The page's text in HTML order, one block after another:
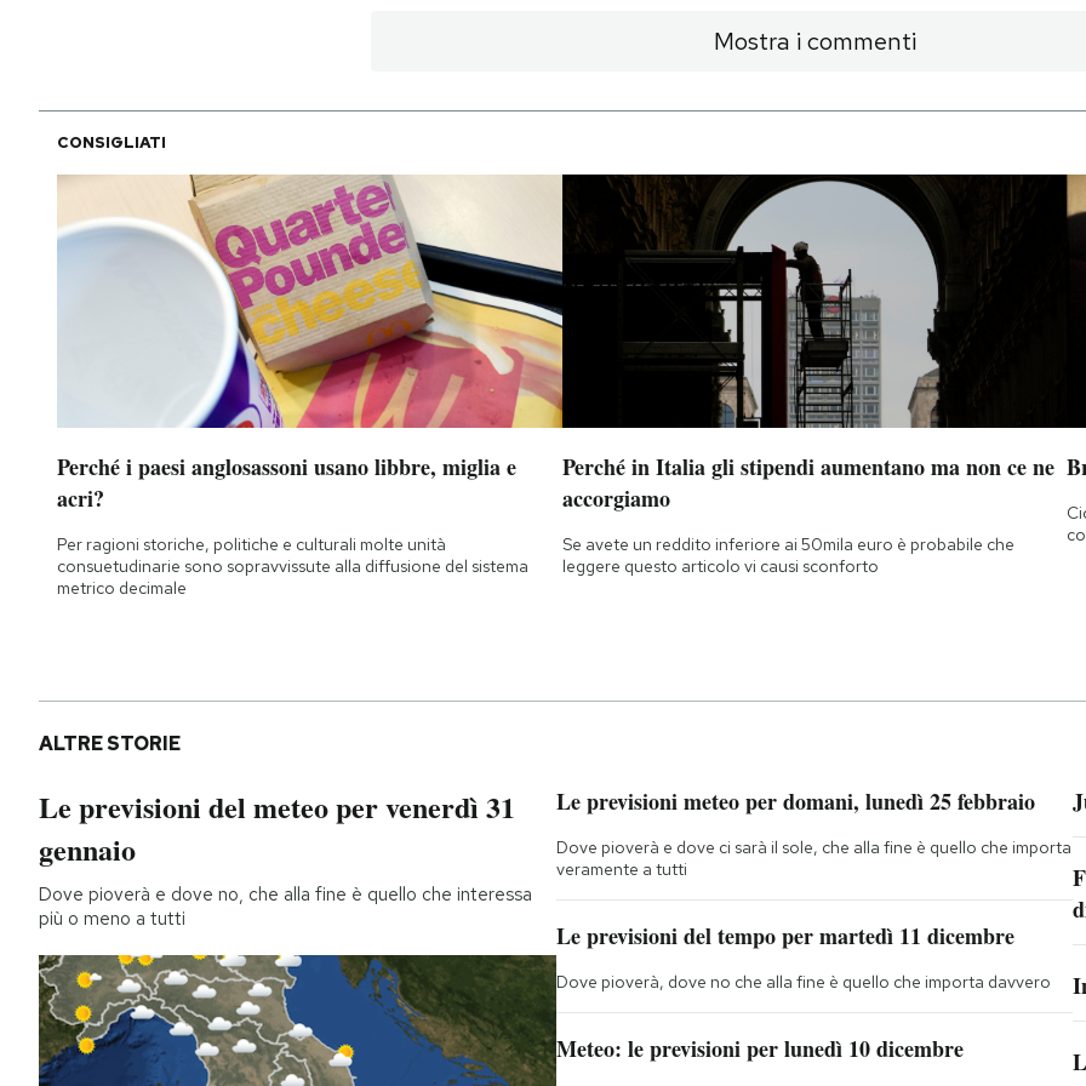
Esci
Mostra i commenti
CONSIGLIATI
Perché i paesi anglosassoni usano libbre, miglia e
acri?
Per ragioni storiche, politiche e culturali molte unità
consuetudinarie sono sopravvissute alla diffusione del sistema
metrico decimale
Perché in Italia gli stipendi aumentano ma non ce ne
accorgiamo
Se avete un reddito inferiore ai 50mila euro è probabile che
leggere questo articolo vi causi sconforto
ALTRE STORIE
Le previsioni del meteo per venerdì 31
gennaio
Dove pioverà e dove no, che alla fine è quello che interessa
più o meno a tutti
Le previsioni meteo per domani, lunedì 25 febbraio
Dove pioverà e dove ci sarà il sole, che alla fine è quello che importa
veramente a tutti
Le previsioni del tempo per martedì 11 dicembre
Dove pioverà, dove no che alla fine è quello che importa davvero
Meteo: le previsioni per lunedì 10 dicembre